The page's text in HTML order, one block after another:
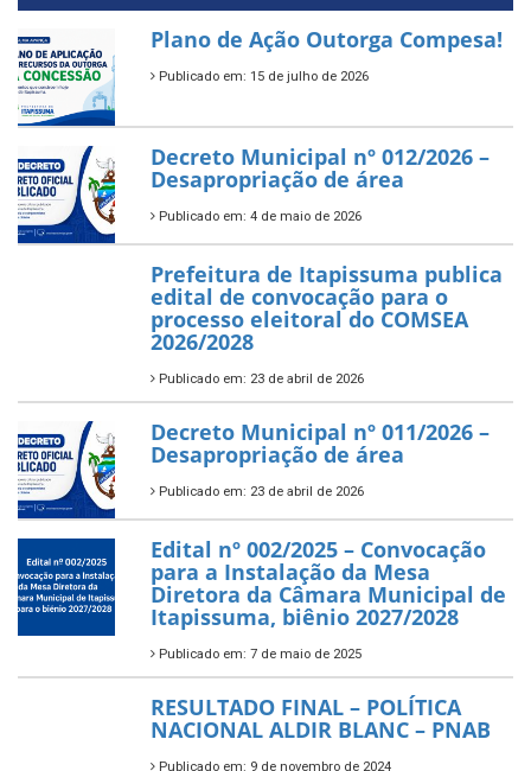
Plano de Ação Outorga Compesa!
Publicado em: 15 de julho de 2026
Decreto Municipal nº 012/2026 –
Desapropriação de área
Publicado em: 4 de maio de 2026
Prefeitura de Itapissuma publica
edital de convocação para o
processo eleitoral do COMSEA
2026/2028
Publicado em: 23 de abril de 2026
Decreto Municipal nº 011/2026 –
Desapropriação de área
Publicado em: 23 de abril de 2026
Edital nº 002/2025 – Convocação
para a Instalação da Mesa
Diretora da Câmara Municipal de
Itapissuma, biênio 2027/2028
Publicado em: 7 de maio de 2025
RESULTADO FINAL – POLÍTICA
NACIONAL ALDIR BLANC – PNAB
Publicado em: 9 de novembro de 2024